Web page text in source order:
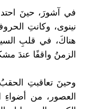
في آشورَ، حينَ
نينوى، وكانتِ
هناكَ، في قلبِ
الزمنُ واقفًا عندَ
وحينَ تعاقبتِ
العصور، من